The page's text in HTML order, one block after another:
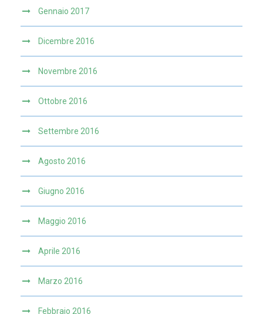
Gennaio 2017
Dicembre 2016
Novembre 2016
Ottobre 2016
Settembre 2016
Agosto 2016
Giugno 2016
Maggio 2016
Aprile 2016
Marzo 2016
Febbraio 2016